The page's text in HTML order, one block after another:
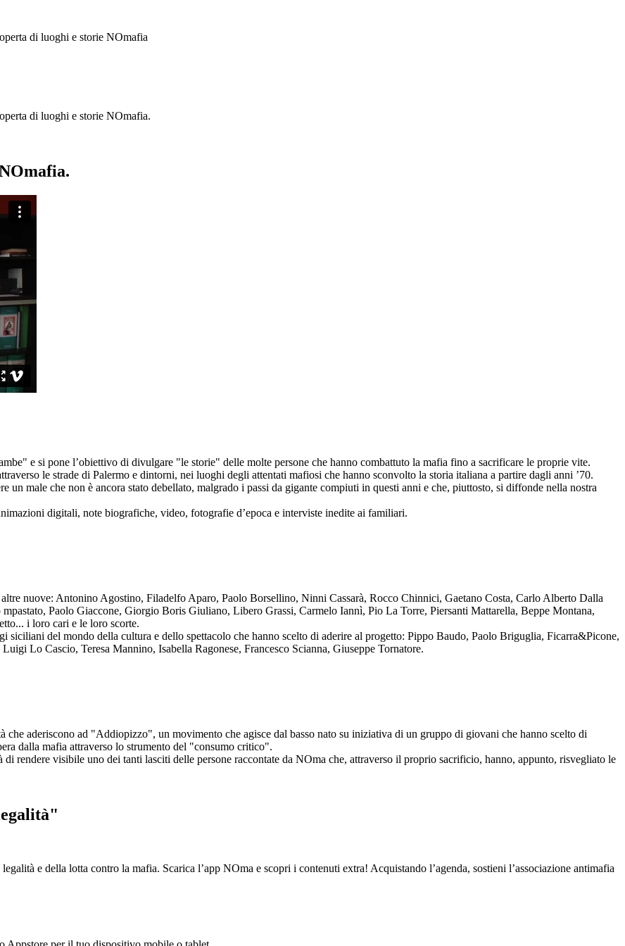
di luoghi e storie NOmafia
di luoghi e storie NOmafia.
e si pone l’obiettivo di divulgare "le storie" delle molte persone che hanno combattuto la mafia fino a sacrificare le proprie vite.
le strade di Palermo e dintorni, nei luoghi degli attentati mafiosi che hanno sconvolto la storia italiana a partire dagli anni ’70.
male che non è ancora stato debellato, malgrado i passi da gigante compiuti in questi anni e che, piuttosto, si diffonde nella nostra
digitali, note biografiche, video, fotografie d’epoca e interviste inedite ai familiari.
altre nuove: Antonino Agostino, Filadelfo Aparo, Paolo Borsellino, Ninni Cassarà, Rocco Chinnici, Gaetano Costa, Carlo Alberto Dalla
Paolo Giaccone, Giorgio Boris Giuliano, Libero Grassi, Carmelo Iannì, Pio La Torre, Piersanti Mattarella, Beppe Montana,
i loro cari e le loro scorte.
siciliani del mondo della cultura e dello spettacolo che hanno scelto di aderire al progetto: Pippo Baudo, Paolo Briguglia, Ficarra&Picone,
Lo Cascio, Teresa Mannino, Isabella Ragonese, Francesco Scianna, Giuseppe Tornatore.
che aderiscono ad "Addiopizzo", un movimento che agisce dal basso nato su iniziativa di un gruppo di giovani che hanno scelto di
dalla mafia attraverso lo strumento del "consumo critico".
rendere visibile uno dei tanti lasciti delle persone raccontate da NOma che, attraverso il proprio sacrificio, hanno, appunto, risvegliato le
e della lotta contro la mafia. Scarica l’app NOma e scopri i contenuti extra! Acquistando l’agenda, sostieni l’associazione antimafia